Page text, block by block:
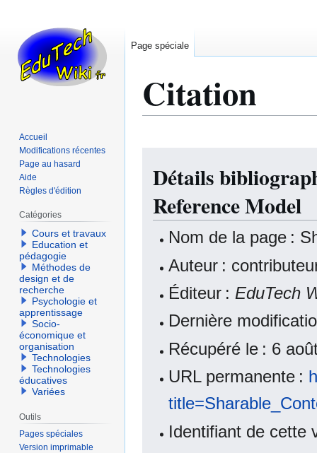
Citation
navigation
recherche
Détails
Reference Model
Nom de la page :
Auteur :
Éditeur : EduTech
Dernière
Récupéré le : 6
URL permanente :
Identifiant de cette
Page spéciale
Accueil
Modifications récentes
Page au hasard
Aide
Règles d'édition
Catégories
Cours et travaux
Education et
pédagogie
Méthodes de
design et de
recherche
Psychologie et
apprentissage
Socio-
économique et
organisation
Technologies
Technologies
éducatives
Variées
Outils
Pages spéciales
Version imprimable